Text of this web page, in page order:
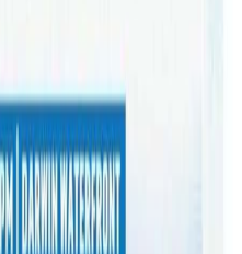
जान चाहने विद्यार्थीलाई
सम्पर्क र परामर्श गराएर
छ । विद्यँर्थी भिसामा
र पढ्न जाने विद्यार्थीहरु